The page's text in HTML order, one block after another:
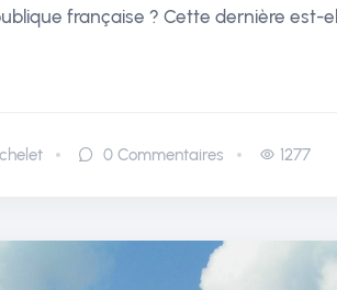
française ? Cette dernière est-
0 Commentaires 1277